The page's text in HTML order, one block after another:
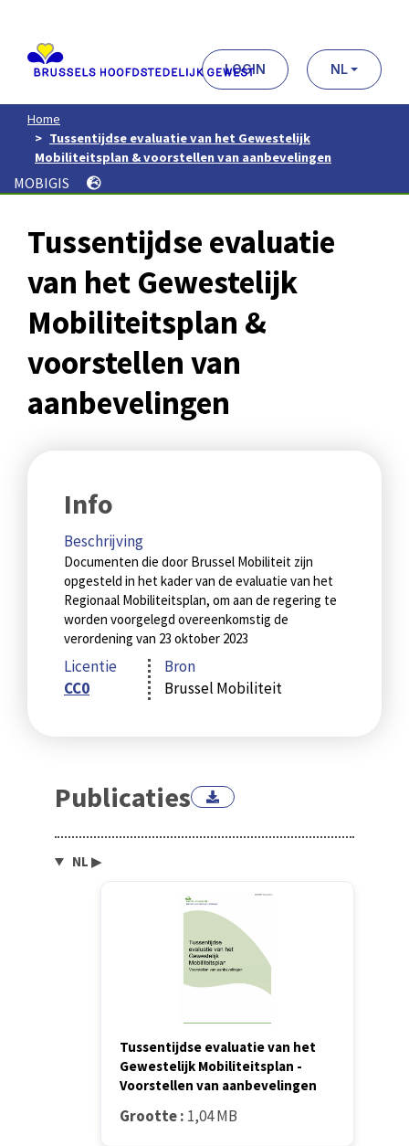
contenu
principal
LOGIN NL
Home
Tussentijdse evaluatie van het Gewestelijk
Mobiliteitsplan & voorstellen van aanbevelingen
MOBIGIS
Tussentijdse evaluatie
van het Gewestelijk
Mobiliteitsplan &
voorstellen van
aanbevelingen
Info
Beschrijving
Documenten die door Brussel Mobiliteit zijn
opgesteld in het kader van de evaluatie van het
Regionaal Mobiliteitsplan, om aan de regering te
worden voorgelegd overeenkomstig de
verordening van 23 oktober 2023
Licentie
CC0
Bron
Brussel Mobiliteit
Publicaties
NL ▶
Tussentijdse evaluatie van het
Gewestelijk Mobiliteitsplan -
Voorstellen van aanbevelingen
Grootte : 1,04 MB